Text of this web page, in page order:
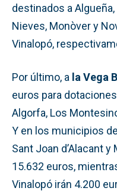
destinados a
Nieves, Monòver y
Vinalopó,
Por último, a la Vega
euros para
Algorfa, Los
Y en los municipios
Sant Joan d’Alacant
15.632 euros,
Vinalopó irán 4.200